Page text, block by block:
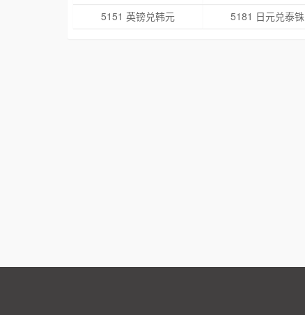
5151 英镑兑韩元
5181 日元兑泰铢